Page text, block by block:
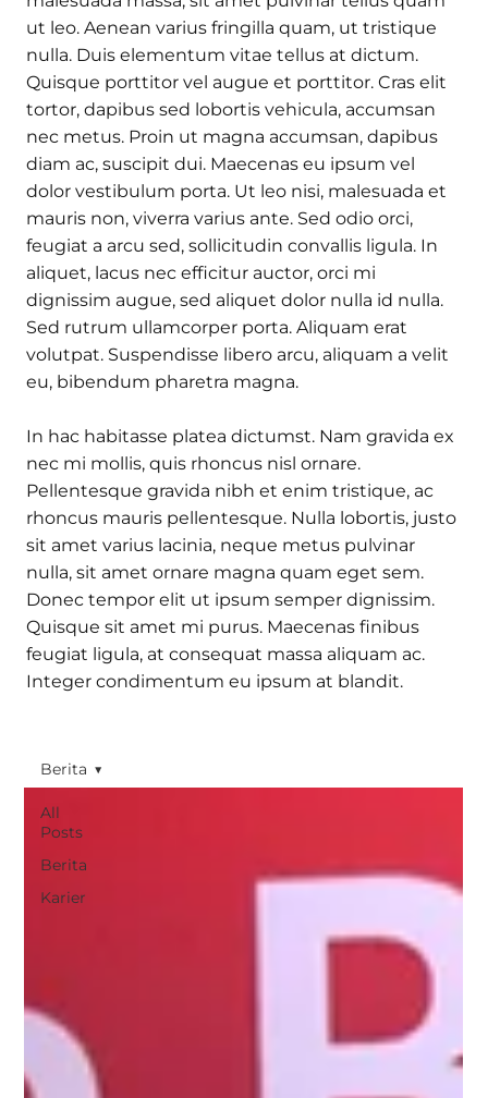
ut leo. Aenean varius fringilla quam, ut tristique
nulla. Duis elementum vitae tellus at dictum.
Quisque porttitor vel augue et porttitor. Cras elit
tortor, dapibus sed lobortis vehicula, accumsan
nec metus. Proin ut magna accumsan, dapibus
diam ac, suscipit dui. Maecenas eu ipsum vel
dolor vestibulum porta. Ut leo nisi, malesuada et
mauris non, viverra varius ante. Sed odio orci,
feugiat a arcu sed, sollicitudin convallis ligula. In
aliquet, lacus nec efficitur auctor, orci mi
dignissim augue, sed aliquet dolor nulla id nulla.
Sed rutrum ullamcorper porta. Aliquam erat
volutpat. Suspendisse libero arcu, aliquam a velit
eu, bibendum pharetra magna.
In hac habitasse platea dictumst. Nam gravida ex
nec mi mollis, quis rhoncus nisl ornare.
Pellentesque gravida nibh et enim tristique, ac
rhoncus mauris pellentesque. Nulla lobortis, justo
sit amet varius lacinia, neque metus pulvinar
nulla, sit amet ornare magna quam eget sem.
Donec tempor elit ut ipsum semper dignissim.
Quisque sit amet mi purus. Maecenas finibus
feugiat ligula, at consequat massa aliquam ac.
Integer condimentum eu ipsum at blandit.
All
Posts
Berita
Karier
Berita